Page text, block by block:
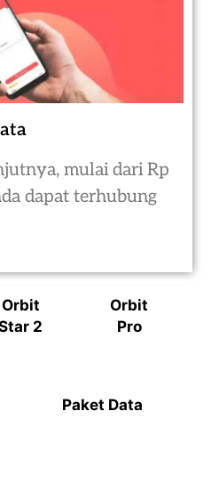
mulai dari Rp
dapat terhubung
Orbit
2
Orbit
Pro
Paket Data